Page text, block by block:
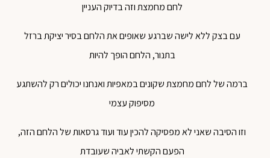
לחם מחמצת וזה בדיוק העניין
עם בצק ללא לישה שברגע שאופים את הלחם בסיר יציקת ברזל
בתנור, הלחם הופך להיות
ברמה של לחם מחמצת שקונים במאפיות ואנחנו יכולים רק להשתגע
מסיפוק עצמי
וזו הסיבה שאני לא מפסיקה להכין עוד ועוד גרסאות של הלחם הזה,
הפעם הקשתי לאביה שעובדת